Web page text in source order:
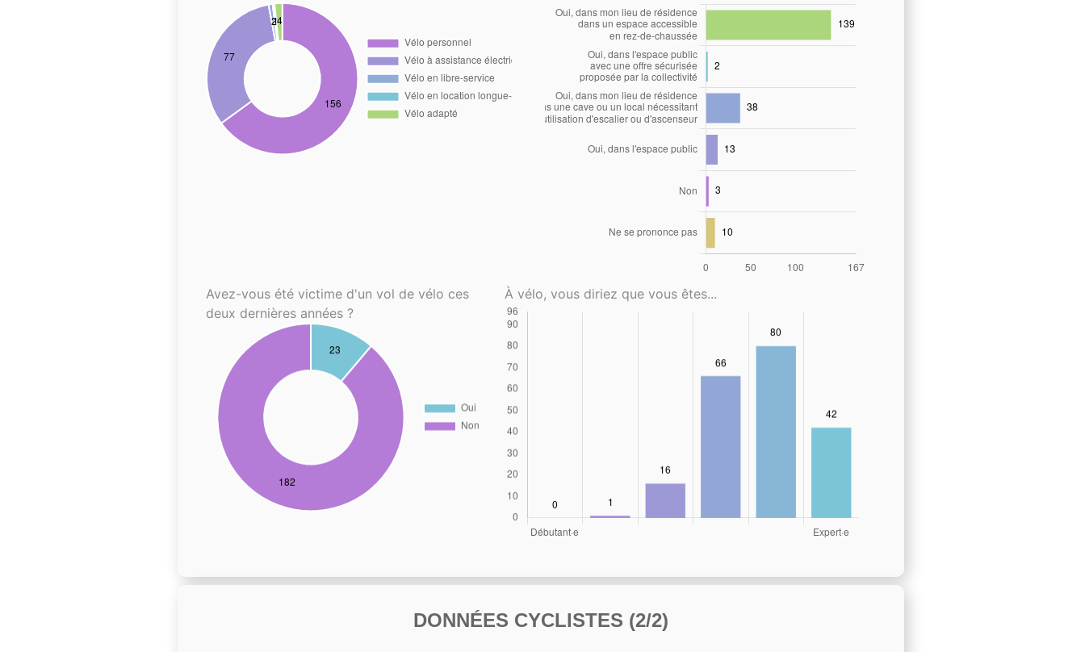
Avez-vous été victime d'un vol de vélo ces
deux dernières années ?
À vélo, vous diriez que vous êtes...
DONNÉES CYCLISTES (2/2)